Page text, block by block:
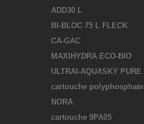
ADD30 L
BI-BLOC 75 L FLECK
CA-GAC
MAXIHYDRA ECO-BIO
ULTRAI-AQUASKY PURE
cartouche
NORA
cartouche 9PA05